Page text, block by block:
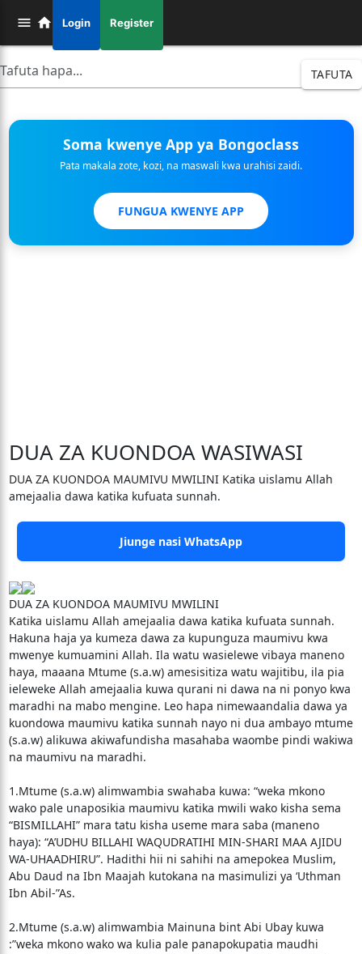
Login Register
TAFUTA
Soma kwenye App ya Bongoclass
Pata makala zote, kozi, na maswali kwa urahisi zaidi.
FUNGUA KWENYE APP
DUA ZA KUONDOA WASIWASI
DUA ZA KUONDOA MAUMIVU MWILINI Katika uislamu Allah
amejaalia dawa katika kufuata sunnah.
Jiunge nasi WhatsApp
DUA ZA KUONDOA MAUMIVU MWILINI
Katika uislamu Allah amejaalia dawa katika kufuata sunnah.
Hakuna haja ya kumeza dawa za kupunguza maumivu kwa
mwenye kumuamini Allah. Ila watu wasielewe vibaya maneno
haya, maaana Mtume (s.a.w) amesisitiza watu wajitibu, ila pia
ieleweke Allah amejaalia kuwa qurani ni dawa na ni ponyo kwa
maradhi na mabo mengine. Leo hapa nimewaandalia dawa ya
kuondowa maumivu katika sunnah nayo ni dua ambayo mtume
(s.a.w) alikuwa akiwafundisha masahaba waombe pindi wakiwa
na maumivu na maradhi.
1.Mtume (s.a.w) alimwambia swahaba kuwa: “weka mkono
wako pale unaposikia maumivu katika mwili wako kisha sema
“BISMILLAHI” mara tatu kisha useme mara saba (maneno
haya): “A’UDHU BILLAHI WAQUDRATIHI MIN-SHARI MAA AJIDU
WA-UHAADHIRU”. Hadithi hii ni sahihi na amepokea Muslim,
Abu Daud na Ibn Maajah kutokana na masimulizi ya ‘Uthman
Ibn Abil-”As.
2.Mtume (s.a.w) alimwambia Mainuna bint Abi Ubay kuwa
:”weka mkono wako wa kulia pale panapokupatia maudhi